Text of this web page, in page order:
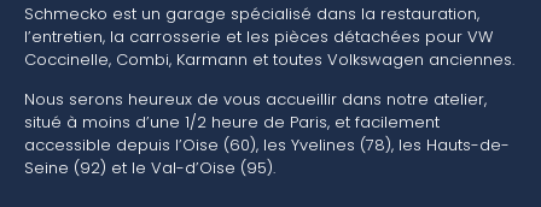
Schmecko est un garage spécialisé dans la restauration,
l’entretien, la carrosserie et les pièces détachées pour VW
Coccinelle, Combi, Karmann et toutes Volkswagen anciennes.
Nous serons heureux de vous accueillir dans notre atelier,
situé à moins d’une 1/2 heure de Paris, et facilement
accessible depuis l’Oise (60), les Yvelines (78), les Hauts-de-
Seine (92) et le Val-d’Oise (95).